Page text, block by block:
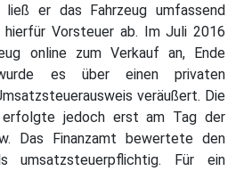
er das Fahrzeug umfassend
hierfür Vorsteuer ab. Im Juli 2016
online zum Verkauf an, Ende
es über einen privaten
veräußert. Die
erfolgte jedoch erst am Tag der
Das Finanzamt bewertete den
umsatzsteuerpflichtig. Für ein